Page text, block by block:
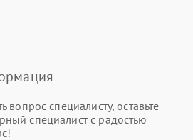
вопрос специалисту, оставьте
специалист с радостью